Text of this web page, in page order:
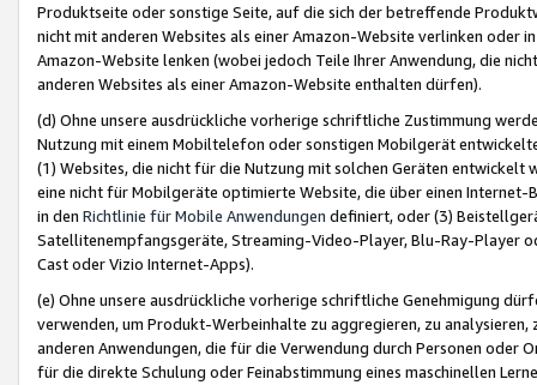
Produktseite oder sonstige Seite, auf die sich der betreffende
nicht mit anderen Websites als einer Amazon-Website verlinken oder
Amazon-Website lenken (wobei jedoch Teile Ihrer Anwendung, die
anderen Websites als einer Amazon-Website enthalten dürfen).
(d) Ohne unsere ausdrückliche vorherige schriftliche Zustimmung
Nutzung mit einem Mobiltelefon oder sonstigen Mobilgerät
(1) Websites, die nicht für die Nutzung mit solchen Geräten
eine nicht für Mobilgeräte optimierte Website, die über einen
in den Richtlinie für Mobile Anwendungen definiert, oder (3)
Satellitenempfangsgeräte, Streaming-Video-Player, Blu-Ray-Player
Cast oder Vizio Internet-Apps).
(e) Ohne unsere ausdrückliche vorherige schriftliche Genehmigung
verwenden, um Produkt-Werbeinhalte zu aggregieren, zu
anderen Anwendungen, die für die Verwendung durch Personen
für die direkte Schulung oder Feinabstimmung eines maschinellen